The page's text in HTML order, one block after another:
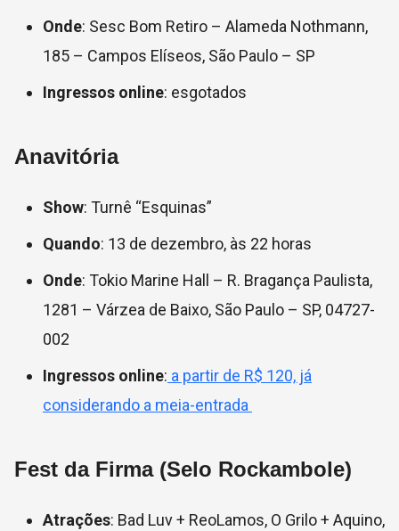
Onde: Sesc Bom Retiro – Alameda Nothmann,
185 – Campos Elíseos, São Paulo – SP
Ingressos online: esgotados
Anavitória
Show: Turnê “Esquinas”
Quando: 13 de dezembro, às 22 horas
Onde: Tokio Marine Hall – R. Bragança Paulista,
1281 – Várzea de Baixo, São Paulo – SP, 04727-
002
Ingressos online: a partir de R$ 120, já
considerando a meia-entrada
Fest da Firma (Selo Rockambole)
Atrações: Bad Luv + ReoLamos, O Grilo + Aquino,